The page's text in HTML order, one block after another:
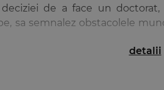
de a face un
sa semnalez obstacolele
detalii